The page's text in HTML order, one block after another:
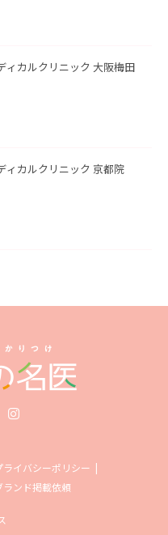
ィカルクリニック 大阪梅田
ィカルクリニック 京都院
ライバシーポリシー
ランド掲載依頼